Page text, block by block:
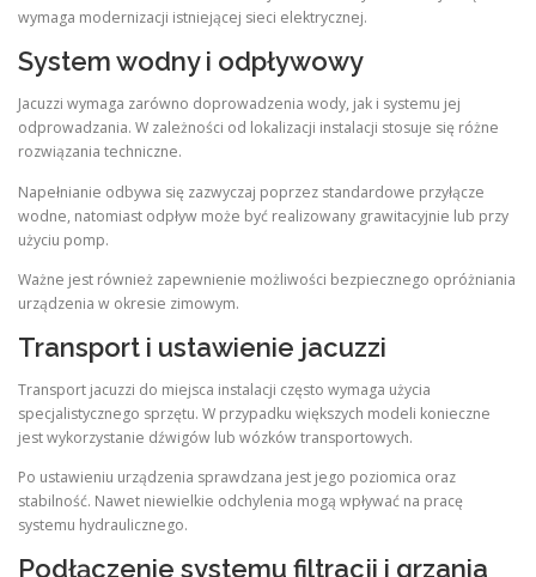
wymaga modernizacji istniejącej sieci elektrycznej.
System wodny i odpływowy
Jacuzzi wymaga zarówno doprowadzenia wody, jak i systemu jej
odprowadzania. W zależności od lokalizacji instalacji stosuje się różne
rozwiązania techniczne.
Napełnianie odbywa się zazwyczaj poprzez standardowe przyłącze
wodne, natomiast odpływ może być realizowany grawitacyjnie lub przy
użyciu pomp.
Ważne jest również zapewnienie możliwości bezpiecznego opróżniania
urządzenia w okresie zimowym.
Transport i ustawienie jacuzzi
Transport jacuzzi do miejsca instalacji często wymaga użycia
specjalistycznego sprzętu. W przypadku większych modeli konieczne
jest wykorzystanie dźwigów lub wózków transportowych.
Po ustawieniu urządzenia sprawdzana jest jego poziomica oraz
stabilność. Nawet niewielkie odchylenia mogą wpływać na pracę
systemu hydraulicznego.
Podłączenie systemu filtracji i grzania